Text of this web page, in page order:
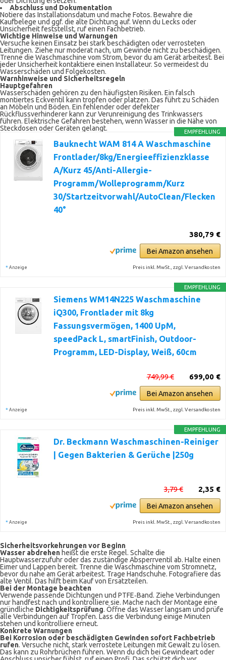
Abschluss und Dokumentation
Notiere das Installationsdatum und mache Fotos. Bewahre die
Kaufbelege und ggf. die alte Dichtung auf. Wenn du Lecks oder
Unsicherheit feststellst, ruf einen Fachbetrieb.
Wichtige Hinweise und Warnungen
Versuche keinen Einsatz bei stark beschädigten oder verrosteten
Leitungen. Ziehe nur moderat nach, um Gewinde nicht zu beschädigen.
Trenne die Waschmaschine vom Strom, bevor du am Gerät arbeitest. Bei
jeder Unsicherheit kontaktiere einen Installateur. So vermeidest du
Wasserschäden und Folgekosten.
Warnhinweise und Sicherheitsregeln
Hauptgefahren
Wasserschäden gehören zu den häufigsten Risiken. Ein falsch
montiertes Eckventil kann tropfen oder platzen. Das führt zu Schäden
an Möbeln und Böden. Ein fehlender oder defekter
Rückflussverhinderer kann zur Verunreinigung des Trinkwassers
führen. Elektrische Gefahren bestehen, wenn Wasser in die Nähe von
Steckdosen oder Geräten gelangt.
EMPFEHLUNG
Bauknecht WAM 814 A Waschmaschine
Frontlader/8kg/Energieeffizienzklasse
A/Kurz 45/Anti-Allergie-
Programm/Wolleprogramm/Kurz
30/Startzeitvorwahl/AutoClean/Flecken
40°
380,79 €
Bei Amazon ansehen
* Anzeige Preis inkl. MwSt., zzgl. Versandkosten
EMPFEHLUNG
Siemens WM14N225 Waschmaschine
iQ300, Frontlader mit 8kg
Fassungsvermögen, 1400 UpM,
speedPack L, smartFinish, Outdoor-
Programm, LED-Display, Weiß, 60cm
699,00 €
749,99 €
Bei Amazon ansehen
* Anzeige Preis inkl. MwSt., zzgl. Versandkosten
EMPFEHLUNG
Dr. Beckmann Waschmaschinen-Reiniger
| Gegen Bakterien & Gerüche |250g
2,35 €
3,79 €
Bei Amazon ansehen
* Anzeige Preis inkl. MwSt., zzgl. Versandkosten
Sicherheitsvorkehrungen vor Beginn
Wasser abdrehen heißt die erste Regel. Schalte die
Hauptwasserzufuhr oder das zuständige Absperrventil ab. Halte einen
Eimer und Lappen bereit. Trenne die Waschmaschine vom Stromnetz,
bevor du nahe am Gerät arbeitest. Trage Handschuhe. Fotografiere das
alte Ventil. Das hilft beim Kauf von Ersatzteilen.
Bei der Montage beachten
Verwende passende Dichtungen und PTFE‑Band. Ziehe Verbindungen
nur handfest nach und kontrolliere sie. Mache nach der Montage eine
gründliche Dichtigkeitsprüfung. Öffne das Wasser langsam und prüfe
alle Verbindungen auf Tropfen. Lass die Verbindung einige Minuten
stehen und kontrolliere erneut.
Konkrete Warnungen
Bei Korrosion oder beschädigten Gewinden sofort Fachbetrieb
rufen. Versuche nicht, stark verrostete Leitungen mit Gewalt zu lösen.
Das kann zu Rohrbrüchen führen. Wenn du dich bei Gewindeart oder